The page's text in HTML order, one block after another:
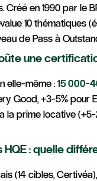
Créé en 1990 par le
10 thématiques
de Pass à
une
elle-même :15 000-
Good, +3-5% pour
la prime locative
HQE : quelle
(14 cibles,